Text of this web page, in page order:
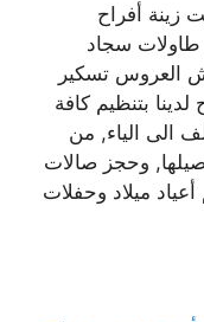
زينة أفراح
سجاد
العروس تسكير
بتنظيم كافة
الى الياء, من
وحجز صالات
ميلاد وحفلات